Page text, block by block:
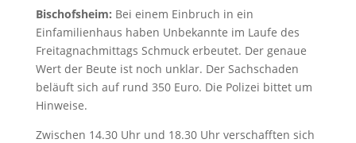
Bischofsheim: Bei einem Einbruch in ein
Einfamilienhaus haben Unbekannte im Laufe des
Freitagnachmittags Schmuck erbeutet. Der genaue
Wert der Beute ist noch unklar. Der Sachschaden
beläuft sich auf rund 350 Euro. Die Polizei bittet um
Hinweise.
Zwischen 14.30 Uhr und 18.30 Uhr verschafften sich